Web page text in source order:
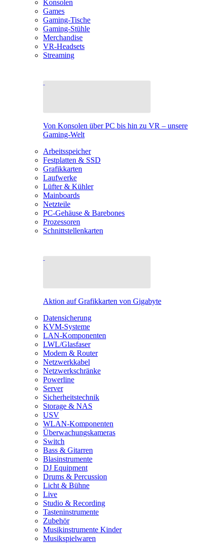
Konsolen
Games
Gaming-Tische
Gaming-Stühle
Merchandise
VR-Headsets
Streaming
Von Konsolen über PC bis hin zu VR – unsere
Gaming-Welt
Arbeitsspeicher
Festplatten & SSD
Grafikkarten
Laufwerke
Lüfter & Kühler
Mainboards
Netzteile
PC-Gehäuse & Barebones
Prozessoren
Schnittstellenkarten
Aktion auf Grafikkarten von Gigabyte
Datensicherung
KVM-Systeme
LAN-Komponenten
LWL/Glasfaser
Modem & Router
Netzwerkkabel
Netzwerkschränke
Powerline
Server
Sicherheitstechnik
Storage & NAS
USV
WLAN-Komponenten
Überwachungskameras
Switch
Bass & Gitarren
Blasinstrumente
DJ Equipment
Drums & Percussion
Licht & Bühne
Live
Studio & Recording
Tasteninstrumente
Zubehör
Musikinstrumente Kinder
Musikspielwaren